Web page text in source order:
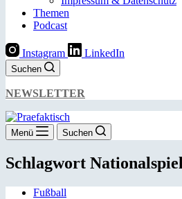
Themen
Podcast
Instagram LinkedIn
Suchen
NEWSLETTER
Menü Suchen
Schlagwort
Fußball